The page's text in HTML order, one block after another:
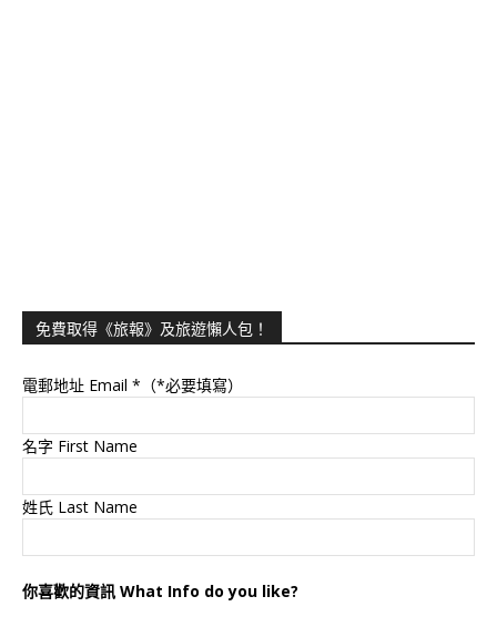
免費取得《旅報》及旅遊懶人包！
電郵地址 Email *（*必要填寫）
名字 First Name
姓氏 Last Name
你喜歡的資訊 What Info do you like?